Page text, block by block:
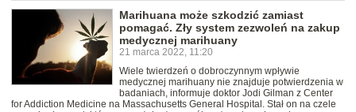
Marihuana może szkodzić zamiast
pomagać. Zły system zezwoleń na zakup
medycznej marihuany
21 marca 2022, 11:20
Wiele twierdzeń o dobroczynnym wpływie
medycznej marihuany nie znajduje potwierdzenia w
badaniach, informuje doktor Jodi Gilman z Center
for Addiction Medicine na Massachusetts General Hospital. Stał on na czele